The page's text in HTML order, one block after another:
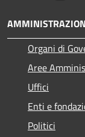
Organi di
Aree
Uffici
Enti e
Politici